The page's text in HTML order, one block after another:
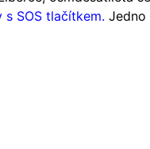
s SOS tlačítkem. Jedno